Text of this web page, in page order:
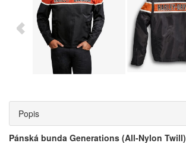
Popis
Pánská bunda Generations (All‑Nylon Twill)